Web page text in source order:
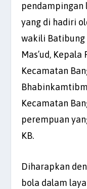
pendampingan
yang di hadiri
wakili Batibung
Mas’ud, Kepala
Kecamatan
Kecamatan
perempuan
KB.
Diharapkan
bola dalam